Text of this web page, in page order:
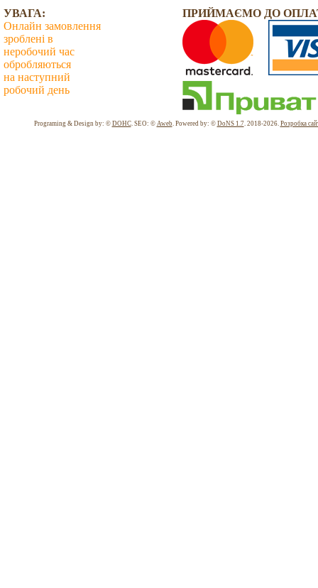
УВАГА:
Онлайн замовлення
зроблені в
неробочий час
обробляються
на наступний
робочий день
ПРИЙМАЄМО ДО
Programing & Design by: © DOHC. SEO: © Aweb. Powered by: © DoNS 1.7. 2018-2026. Розробка